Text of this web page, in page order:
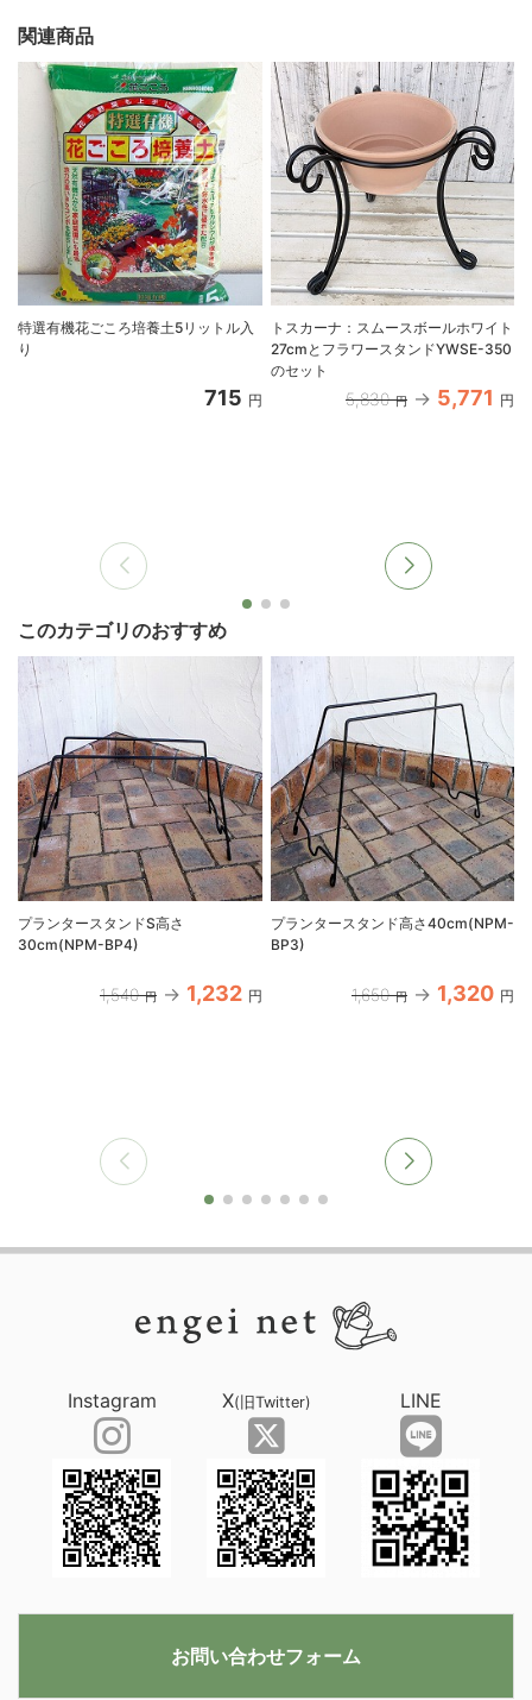
関連商品
特選有機花ごころ培養土5リットル入
り
715 円
トスカーナ：スムースボールホワイト
27cmとフラワースタンドYWSE-350
のセット
5,830 円 5,771 円
このカテゴリのおすすめ
プランタースタンドS高さ
30cm(NPM-BP4)
1,540 円 1,232 円
プランタースタンド高さ40cm(NPM-
BP3)
1,650 円 1,320 円
Instagram X(旧Twitter) LINE
お問い合わせフォーム